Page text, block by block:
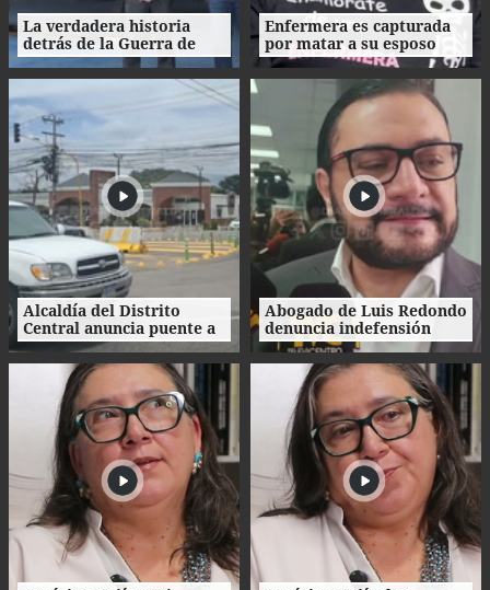
La verdadera historia
detrás de la Guerra de
1969: el mito de la
"Guerra del Fútbol"
Enfermera es capturada
por matar a su esposo
tras crimen de su amante
en Honduras
Alcaldía del Distrito
Central anuncia puente a
desnivel en Loarque para
2027
Abogado de Luis Redondo
denuncia indefensión
ante investigaciones
contra la extinta
Comisión Permanente